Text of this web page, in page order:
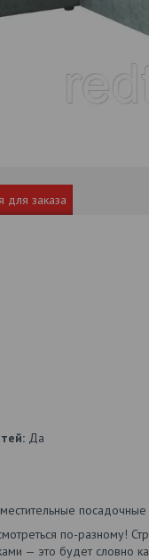
заказа
Да
по-разному!
— это будет словно